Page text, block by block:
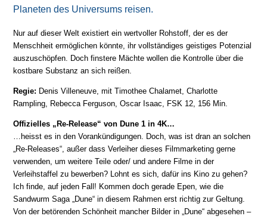
Planeten des Universums reisen.
Nur auf dieser Welt existiert ein wertvoller Rohstoff, der es der
Menschheit ermöglichen könnte, ihr vollständiges geistiges Potenzial
auszuschöpfen. Doch finstere Mächte wollen die Kontrolle über die
kostbare Substanz an sich reißen.
Regie: Denis Villeneuve, mit Timothee Chalamet, Charlotte
Rampling, Rebecca Ferguson, Oscar Isaac, FSK 12, 156 Min.
Offizielles „Re-Release“ von Dune 1 in 4K…
…heisst es in den Vorankündigungen. Doch, was ist dran an solchen
„Re-Releases“, außer dass Verleiher dieses Filmmarketing gerne
verwenden, um weitere Teile oder/ und andere Filme in der
Verleihstaffel zu bewerben? Lohnt es sich, dafür ins Kino zu gehen?
Ich finde, auf jeden Fall! Kommen doch gerade Epen, wie die
Sandwurm Saga „Dune“ in diesem Rahmen erst richtig zur Geltung.
Von der betörenden Schönheit mancher Bilder in „Dune“ abgesehen –